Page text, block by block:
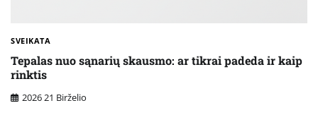
SVEIKATA
Tepalas nuo sąnarių skausmo: ar tikrai padeda ir kaip
rinktis
2026 21 Birželio